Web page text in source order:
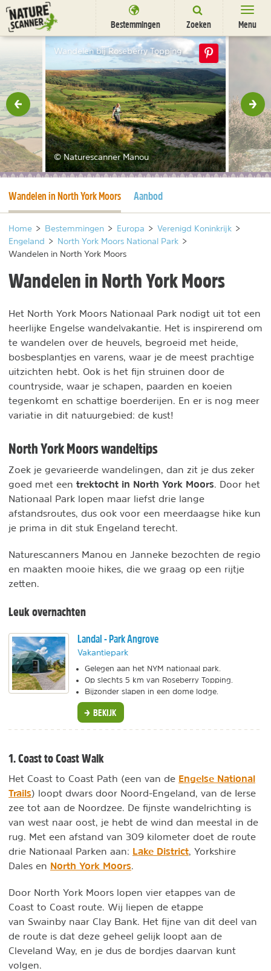
Ga
naar
content
Bestemmingen Zoeken Menu
Bestemmingen
Overnachten
Activiteiten
Natuurparken
Dieren
Nieuwsbrief Uitgelicht
Wandelen bij Roseberry Topping
© Naturescanner Manou
Huidige pagina
Wandelen in North York Moors Aanbod
Home > Bestemmingen > Europa > Verenigd Koninkrijk >
Engeland
> North York Moors National Park >
Wandelen in North York Moors
Wandelen in North York Moors
Het North York Moors Nationaal Park nodigt uit tot een
heerlijke Engelse wandelvakantie. Het is inspirerend om
te wandelen over de heuvels, begroeid met heide,
bosbesplantjes en varens, waar je de meest prachtige
uitzichten hebt. Ook is het fijn struinen door de
countryside, waar je schapen, paarden en koeien
tegenkomt en schattige boerderijen. En er is nog meer
variatie in dit natuurgebied: de kust!
North York Moors wandeltips
Zoek je gevarieerde wandelingen, dan zit je dus zeker
goed met een trektocht in North York Moors . Door het
Nationaal Park lopen maar liefst drie lange
afstandsroutes, dus ook voor een meerdaagse hike kun
je prima in dit stuk Engeland terecht.
Naturescanners Manou en Janneke bezochten de regio
en maakten mooie hikes, die we graag op een rijtje
zetten.
Leuk overnachten
Landal - Park Angrove
Vakantiepark
Gelegen aan het NYM nationaal park.
Op slechts 5 km van Roseberry Topping.
Bijzonder slapen in een dome lodge.
BEKIJK
1. Coast to Coast Walk
Het Coast to Coast Path (een van de Engelse National
Trails) loopt dwars door Noord-Engeland, van de Ierse
zee tot aan de Noordzee. De fijnste wandelrichting is
van west naar oost, je hebt de wind dan meestal in de
rug. Met een afstand van 309 kilometer doet de route
drie Nationaal Parken aan: Lake District, Yorkshire
Dales en North York Moors.
Door North York Moors lopen vier etappes van de
Coast to Coast route. Wij liepen de etappe
van Swainby naar Clay Bank. Het fijne van dit deel van
de route is dat deze geheel gelijk loopt aan de
Cleveland Way, en je dus de bordjes daarvan kunt
volgen.